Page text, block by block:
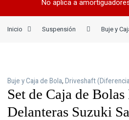
No aplica a
Inicio Suspensión Buje y
Buje y Caja de Bola, Driveshaft
Set de Caja de
Delanteras Suzuki